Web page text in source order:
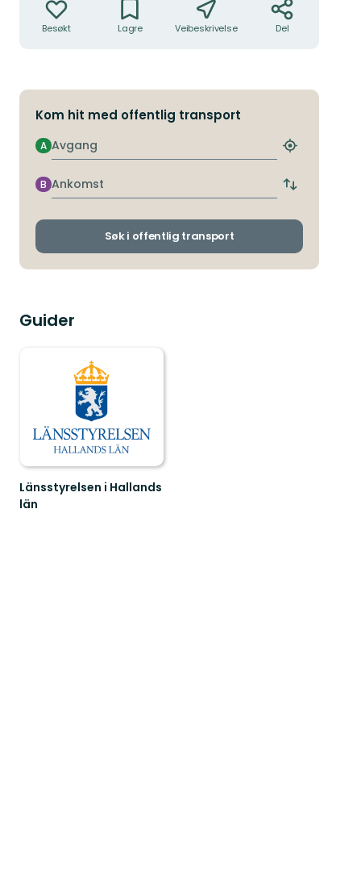
Besøkt Lagre Veibeskrivelse Del
Kom hit med offentlig transport
Avgang
A
Finn
holdeplass
Ankomst
B
Bytt
og
Søk i offentlig transport
Guider
Länsstyrelsen i Hallands
län